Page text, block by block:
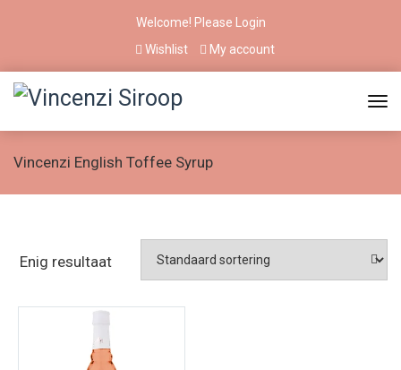
Welcome! Please
Login
Wishlist
My account
Vincenzi English Toffee Syrup
Enig resultaat